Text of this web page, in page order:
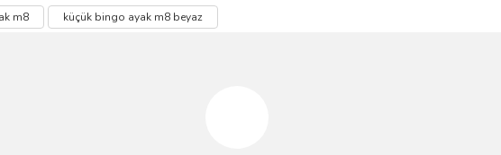
açıklamalarında ve diğer konularda yetersiz gördüğünüz noktaları öneri formunu kullanarak
m8 küçük bingo ayak m8 beyaz